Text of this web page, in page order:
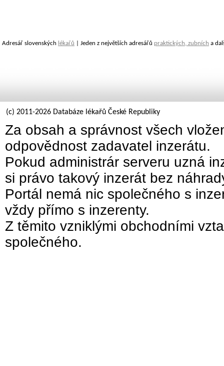
Adresář slovenských lékařů | Jeden z největších adresářů praktických, zubních a
(c) 2011-2026 Databáze lékařů České Republiky
Za obsah a správnost všech
odpovědnost zadavatel inzerátu.
Pokud administrár serveru uzná
si právo takový inzerát bez
Portál nemá nic společného s
vždy přímo s inzerenty.
Z těmito vzniklými obchodními
společného.